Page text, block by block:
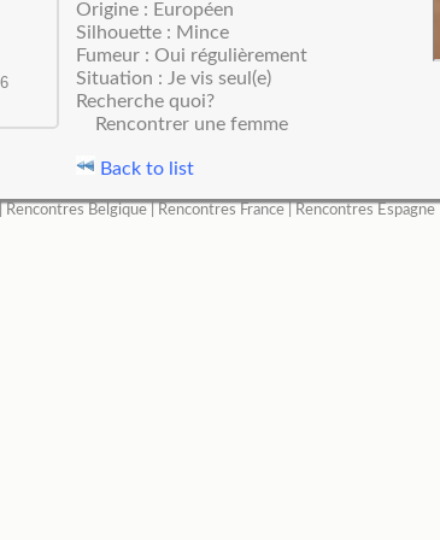
Origine : Européen
Silhouette : Mince
Fumeur : Oui régulièrement
Situation : Je vis seul(e)
Recherche quoi?
Rencontrer une femme
Back to list
Rencontres Belgique| Rencontres France| Rencontres Espagne|